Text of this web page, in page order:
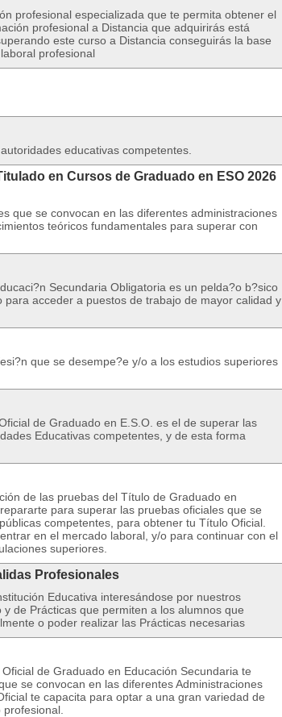
profesional especializada que te permita obtener el
profesional a Distancia que adquirirás está
este curso a Distancia conseguirás la base
profesional
educativas competentes.
en Cursos de Graduado en ESO 2026
que se convocan en las diferentes administraciones
teóricos fundamentales para superar con
Secundaria Obligatoria es un pelda?o b?sico
acceder a puestos de trabajo de mayor calidad y
que se desempe?e y/o a los estudios superiores
de Graduado en E.S.O. es el de superar las
Educativas competentes, y de esta forma
de las pruebas del Título de Graduado en
para superar las pruebas oficiales que se
competentes, para obtener tu Título Oficial.
en el mercado laboral, y/o para continuar con el
superiores.
Profesionales
Educativa interesándose por nuestros
de Prácticas que permiten a los alumnos que
o poder realizar las Prácticas necesarias
de Graduado en Educación Secundaria te
se convocan en las diferentes Administraciones
te capacita para optar a una gran variedad de